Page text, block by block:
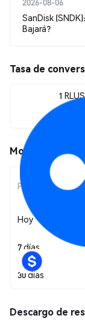
SanDisk
Bajará?
Tasa de
1
Movimientos de
Periodo
Hoy
7 días
30 días
Descargo de